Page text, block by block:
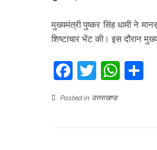
मुख्यमंत्री पुष्कर सिंह धामी ने
शिष्टाचार भेंट की। इस दौरान
Facebook
Twitter
Posted in उत्तराखण्ड